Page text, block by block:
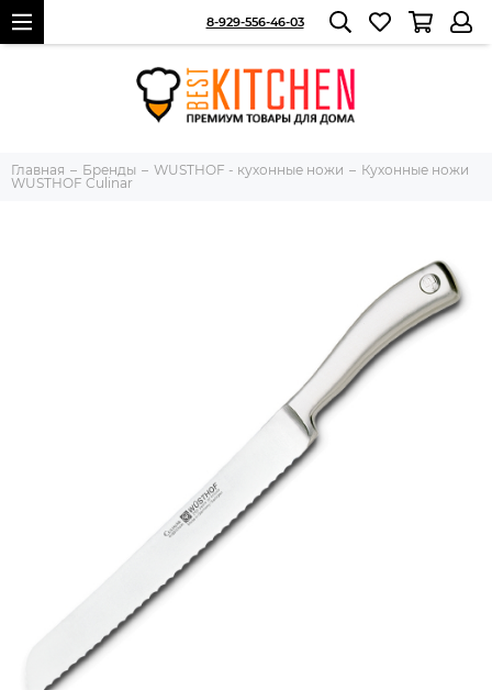
8-929-556-46-03
Главная Бренды WUSTHOF - кухонные ножи
Кухонные ножи
WUSTHOF Culinar